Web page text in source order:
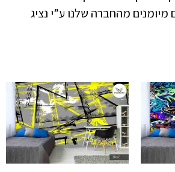
מיומנים מהחברה שלנו ע”י נציג